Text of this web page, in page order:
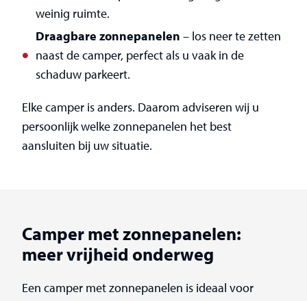
weinig ruimte.
Draagbare zonnepanelen – los neer te zetten
naast de camper, perfect als u vaak in de
schaduw parkeert.
Elke camper is anders. Daarom adviseren wij u
persoonlijk welke zonnepanelen het best
aansluiten bij uw situatie.
Camper met zonnepanelen:
meer vrijheid onderweg
Een camper met zonnepanelen is ideaal voor